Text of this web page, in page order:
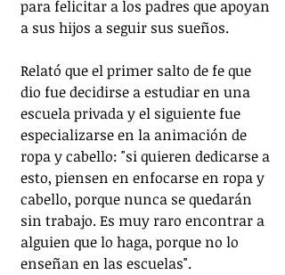
para felicitar a los padres que apoyan
a sus hijos a seguir sus sueños.
Relató que el primer salto de fe que
dio fue decidirse a estudiar en una
escuela privada y el siguiente fue
especializarse en la animación de
ropa y cabello: "si quieren dedicarse a
esto, piensen en enfocarse en ropa y
cabello, porque nunca se quedarán
sin trabajo. Es muy raro encontrar a
alguien que lo haga, porque no lo
enseñan en las escuelas".